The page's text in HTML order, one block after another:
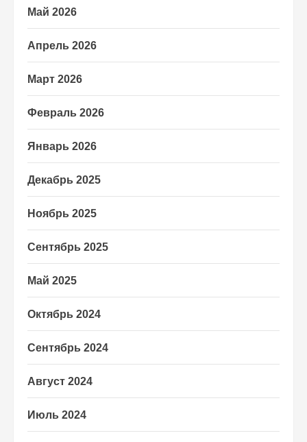
Май 2026
Апрель 2026
Март 2026
Февраль 2026
Январь 2026
Декабрь 2025
Ноябрь 2025
Сентябрь 2025
Май 2025
Октябрь 2024
Сентябрь 2024
Август 2024
Июль 2024